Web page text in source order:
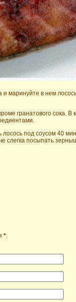
маринуйте в нем
гранатового сока. В
лосось под соусом 40
слегка посыпать
*.